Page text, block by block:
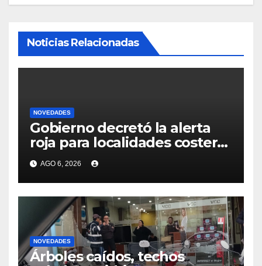
Noticias Relacionadas
NOVEDADES
Gobierno decretó la alerta
roja para localidades costeras
de Canelones, Maldonado y
Rocha ante la llegada del
ciclón extratropical
AGO 6, 2026
NOVEDADES
Árboles caídos, techos